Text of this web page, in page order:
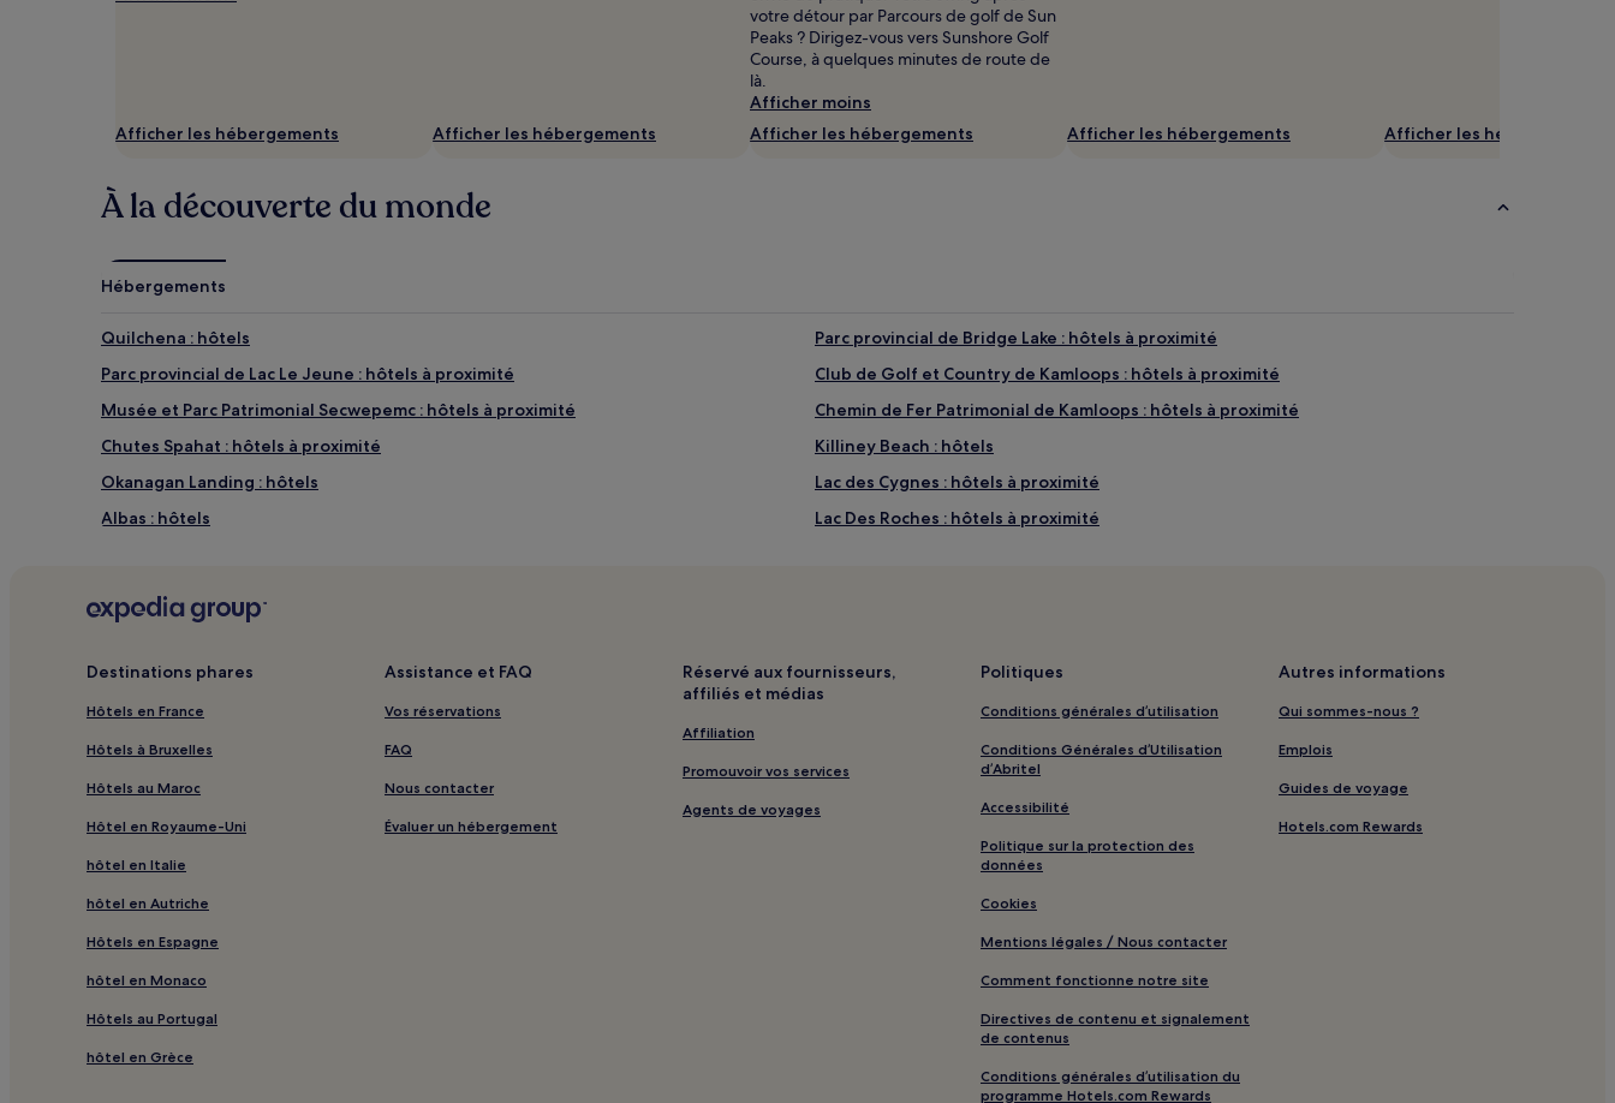
peuvent
Afficher les hébergements Afficher les hébergements
votre détour par Parcours de golf de Sun
Peaks ? Dirigez-vous vers Sunshore Golf
Course, à quelques minutes de route de
là.
Afficher moins
Afficher les hébergements
Afficher les hébergements Afficher les hébergements
À la découverte du monde
Hébergements
Quilchena : hôtels
Parc provincial de Bridge Lake : hôtels à proximité
Parc provincial de Lac Le Jeune : hôtels à proximité
Club de Golf et Country de Kamloops : hôtels à proximité
Musée et Parc Patrimonial Secwepemc : hôtels à proximité
Chemin de Fer Patrimonial de Kamloops : hôtels à proximité
Chutes Spahat : hôtels à proximité
Killiney Beach : hôtels
Okanagan Landing : hôtels
Lac des Cygnes : hôtels à proximité
Albas : hôtels
Lac Des Roches : hôtels à proximité
Sun Peaks : hôtels Hôtels de luxe
Sun Peaks : hôtels Hôtels au ski
Vernon : hôtels Hôtels avec parking
Vernon : hôtels Hôtels avec petit-déjeuner gratuit
Vernon : hôtels Hôtels d’affaires
Fintry : hôtels
Kamloops : hôtels Hôtels avec centre de fitness
Kamloops : hôtels Hôtels avec petit-déjeuner gratuit
Kamloops : hôtels Hôtels pas chers
Kamloops : hôtels 2 étoiles
Kamloops : hôtels 3 étoiles
Kamloops : hôtels Hôtels d’affaires
Kamloops : hôtels Hôtels familiaux
Kamloops : hôtels Hôtels au ski
Kamloops : hôtels
Kamloops : hôtels à proximité
Harper Mountain : hôtels à proximité
Destinations phares
Hôtels en France
Hôtels à Bruxelles
Hôtels au Maroc
Hôtel en Royaume-Uni
hôtel en Italie
hôtel en Autriche
Hôtels en Espagne
hôtel en Monaco
Hôtels au Portugal
hôtel en Grèce
Assistance et FAQ
Vos réservations
FAQ
Nous contacter
Évaluer un hébergement
Réservé aux fournisseurs,
affiliés et médias
Affiliation
Promouvoir vos services
Agents de voyages
Politiques
Conditions générales d’utilisation
Conditions Générales d’Utilisation
d’Abritel
Accessibilité
Politique sur la protection des
données
Cookies
Mentions légales / Nous contacter
Comment fonctionne notre site
Directives de contenu et signalement
de contenus
Conditions générales d’utilisation du
programme Hotels.com Rewards
Autres informations
Qui sommes-nous ?
Emplois
Guides de voyage
Hotels.com Rewards